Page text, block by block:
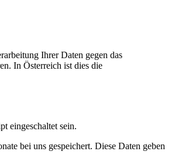
Ihrer Daten gegen das
In Österreich ist dies die
eingeschaltet sein.
bei uns gespeichert. Diese Daten geben